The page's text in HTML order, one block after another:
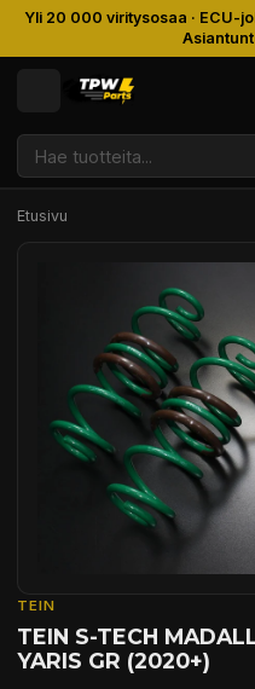
Yli 20 000 viritysosaa · ECU-
Etusivu
TEIN
TEIN S-TECH
YARIS GR (2020+)